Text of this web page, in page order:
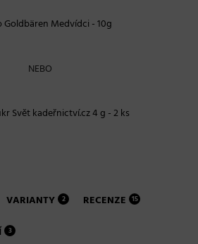
Goldbären Medvídci - 10g
NEBO
Svět kadeřnictví.cz 4 g - 2 ks
VARIANTY 2 RECENZE 15
3